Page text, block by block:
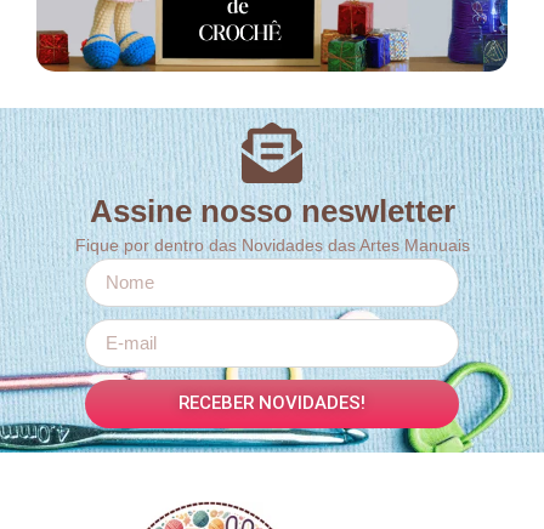
Assine nosso neswletter
Fique por dentro das Novidades das Artes Manuais
RECEBER NOVIDADES!